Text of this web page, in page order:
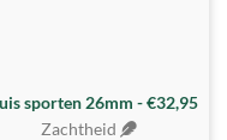
sporten 26mm - €32,95
Zachtheid